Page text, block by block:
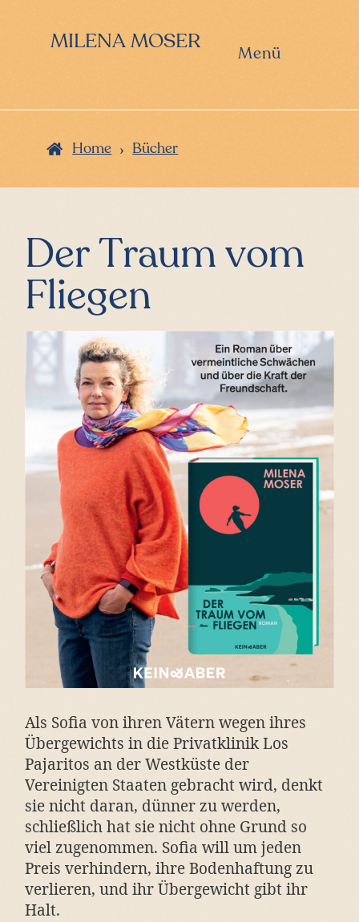
springen
springenMILENA MOSER
Menü
Home › Bücher
Der Traum vom
Fliegen
Als Sofia von ihren Vätern wegen ihres
Übergewichts in die Privatklinik Los
Pajaritos an der Westküste der
Vereinigten Staaten gebracht wird, denkt
sie nicht daran, dünner zu werden,
schließlich hat sie nicht ohne Grund so
viel zugenommen. Sofia will um jeden
Preis verhindern, ihre Bodenhaftung zu
verlieren, und ihr Übergewicht gibt ihr
Halt.